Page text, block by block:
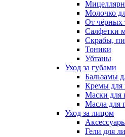
Молочко
От чёрных
Салфетки
Скрабы,
Тоники
Убтаны
Уход за губами
Бальзамы
Кремы для
Маски для
Масла для
Уход за лицом
Гели для